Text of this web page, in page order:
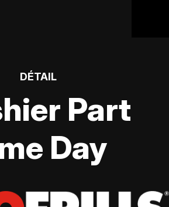
DÉTAIL
Part
Day